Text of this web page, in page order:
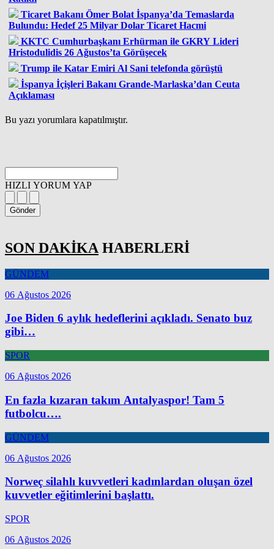
Ticaret Bakanı Ömer Bolat İspanya’da Temaslarda
Bulundu: Hedef 25 Milyar Dolar Ticaret Hacmi
KKTC Cumhurbaşkanı Erhürman ile GKRY Lideri
Hristodulidis 26 Ağustos’ta Görüşecek
Trump ile Katar Emiri Al Sani telefonda görüştü
İspanya İçişleri Bakanı Grande-Marlaska’dan Ceuta
Açıklaması
Bu yazı yorumlara kapatılmıştır.
HIZLI YORUM YAP
Gönder
SON DAKİKA HABERLERİ
GÜNDEM
06 Ağustos 2026
Joe Biden 6 aylık hedeflerini açıkladı. Senato buz
gibi…
SPOR
06 Ağustos 2026
En fazla kızaran takım Antalyaspor! Tam 5
futbolcu….
GÜNDEM
06 Ağustos 2026
Norweç silahlı kuvvetleri kadınlardan oluşan özel
kuvvetler eğitimlerini başlattı.
SPOR
06 Ağustos 2026